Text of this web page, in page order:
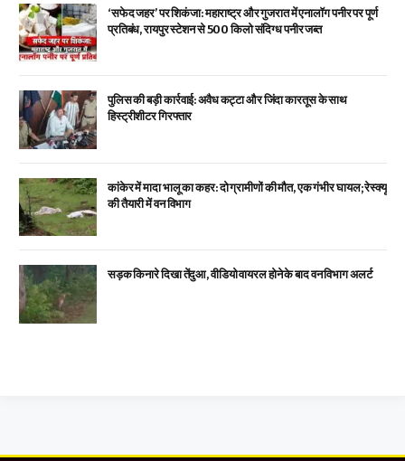
‘सफेद जहर’ पर शिकंजा: महाराष्ट्र और गुजरात में एनालॉग पनीर पर पूर्ण
प्रतिबंध, रायपुर स्टेशन से 500 किलो संदिग्ध पनीर जब्त
पुलिस की बड़ी कार्रवाई: अवैध कट्टा और जिंदा कारतूस के साथ
हिस्ट्रीशीटर गिरफ्तार
कांकेर में मादा भालू का कहर: दो ग्रामीणों की मौत, एक गंभीर घायल; रेस्क्यू
की तैयारी में वन विभाग
सड़क किनारे दिखा तेंदुआ, वीडियो वायरल होने के बाद वन विभाग अलर्ट